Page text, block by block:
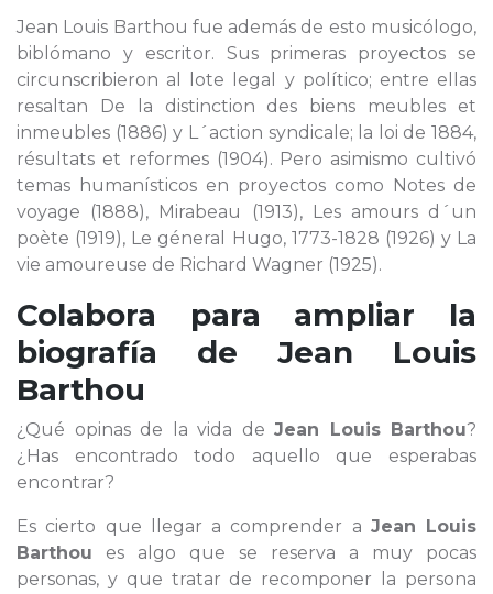
Jean Louis Barthou fue además de esto musicólogo,
biblómano y escritor. Sus primeras proyectos se
circunscribieron al lote legal y político; entre ellas
resaltan De la distinction des biens meubles et
inmeubles (1886) y L´action syndicale; la loi de 1884,
résultats et reformes (1904). Pero asimismo cultivó
temas humanísticos en proyectos como Notes de
voyage (1888), Mirabeau (1913), Les amours d´un
poète (1919), Le géneral Hugo, 1773-1828 (1926) y La
vie amoureuse de Richard Wagner (1925).
Colabora para ampliar la
biografía de Jean Louis
Barthou
¿Qué opinas de la vida de Jean Louis Barthou?
¿Has encontrado todo aquello que esperabas
encontrar?
Es cierto que llegar a comprender a Jean Louis
Barthou es algo que se reserva a muy pocas
personas, y que tratar de recomponer la persona